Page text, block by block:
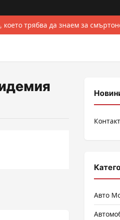
трябва да знаем за
Авто